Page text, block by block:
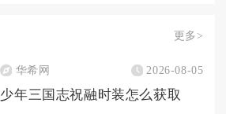
更多>
华希网 2026-08-05
少年三国志祝融时装怎么获取